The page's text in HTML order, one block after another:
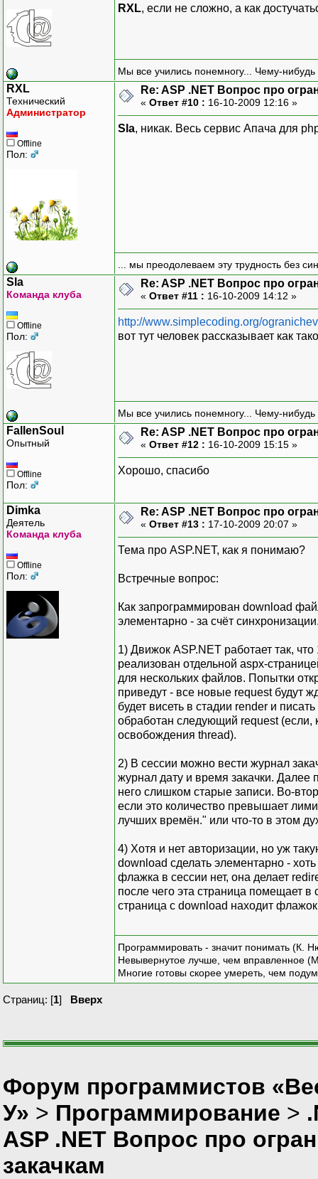
RXL, если не сложно, а как
Мы все учились понемногу... Чему-нибудь
RXL
Технический
Администратор
Offline
Пол:
Re: ASP .NET Вопрос про
« Ответ #10 : 16-10-2009 12:16 »
Sla, никак. Весь сервис Апача для
... мы преодолеваем эту трудность без
Sla
Команда клуба
Offline
Пол:
Re: ASP .NET Вопрос про
« Ответ #11 : 16-10-2009 14:12 »
http://www.simplecoding.org/
вот тут человек рассказывает как
Мы все учились понемногу... Чему-нибудь
FallenSoul
Опытный
Offline
Пол:
Re: ASP .NET Вопрос про
« Ответ #12 : 16-10-2009 15:15 »
Хорошо, спасибо
Dimka
Деятель
Команда клуба
Offline
Пол:
Re: ASP .NET Вопрос про
« Ответ #13 : 17-10-2009 20:07 »
Тема про ASP.NET, как я понимаю?
Встречные вопрос:
Как запрограммирован download
элементарно - за счёт
1) Движок ASP.NET работает так,
реализован отдельной aspx-
для нескольких файлов. Попытки
приведут - все новые request будут
будет висеть в стадии render и
обработан следующий request (если,
освобождения thread).
2) В сессии можно вести журнал
журнал дату и время закачки. Далее
него слишком старые записи. Во-
если это количество превышает
лучших времён." или что-то в этом
4) Хотя и нет авторизации, но уж
download сделать элементарно -
флажка в сессии нет, она делает
после чего эта страница помещает
страница с download находит
Программировать - значит понимать (К.
Невывернутое лучше, чем вправленное
Многие готовы скорее умереть, чем
Страниц: [1] Вверх
Форум программистов
У» > Программирование >
ASP .NET Вопрос про
закачкам